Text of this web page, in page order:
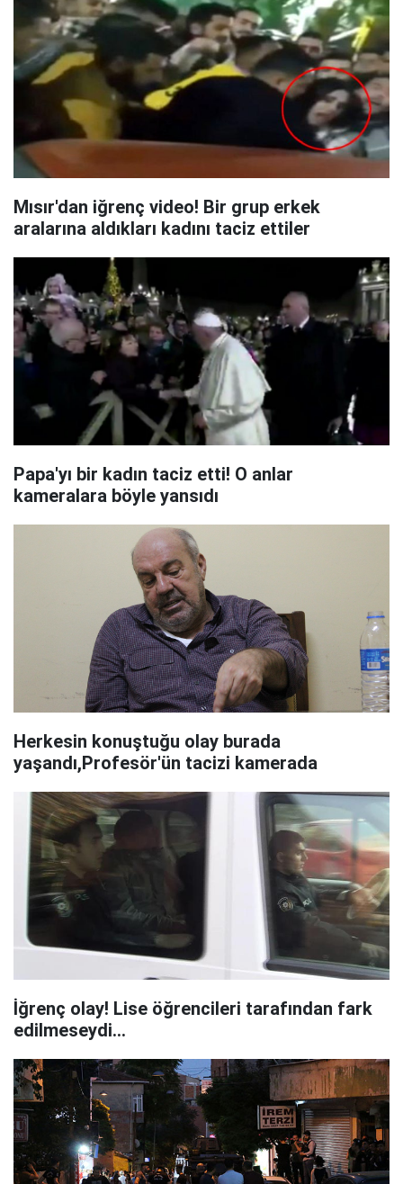
Mısır'dan iğrenç video! Bir grup erkek
aralarına aldıkları kadını taciz ettiler
Papa'yı bir kadın taciz etti! O anlar
kameralara böyle yansıdı
Herkesin konuştuğu olay burada
yaşandı,Profesör'ün tacizi kamerada
İğrenç olay! Lise öğrencileri tarafından fark
edilmeseydi...